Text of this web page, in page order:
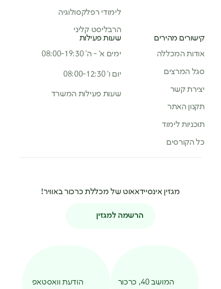
לימודי רפלקסולוגיה
הרבליסט קליני
קישורים מהירים
אודות המכללה
סגל המרצים
יצירת קשר
תקנון האתר
תוכניות לימוד
כל הקורסים
שעות פעילות
ימים א’ - ה’ 08:00-19:30
יום ו’ 08:00-12:30
שעות פעילות המשרד
מגזין אינסיידאאוט של מכללת כרכור באוויר!
הרשמה למגזין
המושב 40, כרכור הודעת וואסטאפ